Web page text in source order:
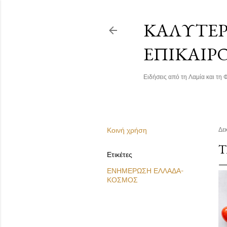
Ειδήσεις από τη Λαμία και τη
Κοινή χρήση
Ετικέτες
ΕΝΗΜΕΡΩΣΗ ΕΛΛΑΔΑ-
ΚΟΣΜΟΣ